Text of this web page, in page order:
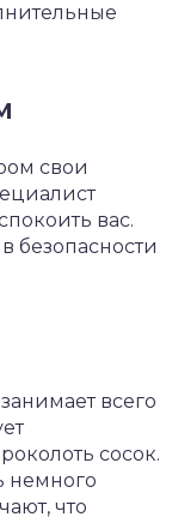
свои
вас.
безопасности
всего
сосок.
немного
что